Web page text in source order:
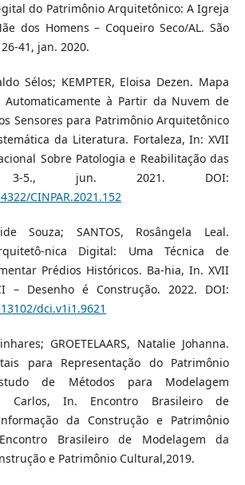
gital do Patrimônio Arquitetônico: A Igreja
dos Homens – Coqueiro Seco/AL. São
41, jan. 2020.
Sélos; KEMPTER, Eloisa Dezen. Mapa
Automaticamente à Partir da Nuvem de
Sensores para Patrimônio Arquitetônico
da Literatura. Fortaleza, In: XVII
Sobre Patologia e Reabilitação das
3-5., jun. 2021. DOI:
CINPAR.2021.152
Souza; SANTOS, Rosângela Leal.
nica Digital: Uma Técnica de
Prédios Históricos. Ba-hia, In. XVII
– Desenho é Construção. 2022. DOI:
dci.v1i1.9621
GROETELAARS, Natalie Johanna.
para Representação do Patrimônio
de Métodos para Modelagem
Carlos, In. Encontro Brasileiro de
da Construção e Patrimônio
Brasileiro de Modelagem da
e Patrimônio Cultural,2019.